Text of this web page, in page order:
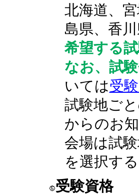
北海道、
島県、香
希望する
なお、試
いては受
試験地ご
からのお
会場は試
を選択す
受験資格